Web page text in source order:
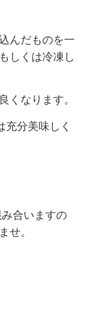
んだものを一
しくは冷凍し
くなります。
充分美味しく
合いますの
せ。